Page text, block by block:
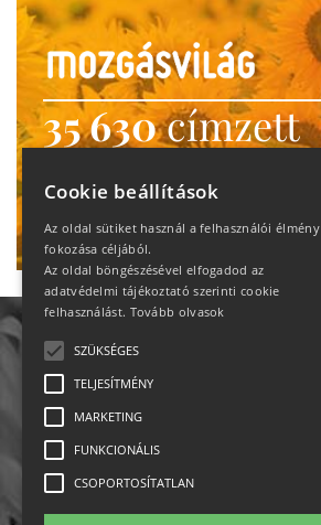
35 630címzett
heti motiváció
Ne maradj le!
Állásajánlatok
Cookie beállítások
Az oldal sütiket használ a felhasználói élmény
fokozása céljából.
Az oldal böngészésével elfogadod az
adatvédelmi tájékoztató szerinti cookie
felhasználást. Tovább olvasok
SZÜKSÉGES
TELJESÍTMÉNY
MARKETING
FUNKCIONÁLIS
CSOPORTOSÍTATLAN